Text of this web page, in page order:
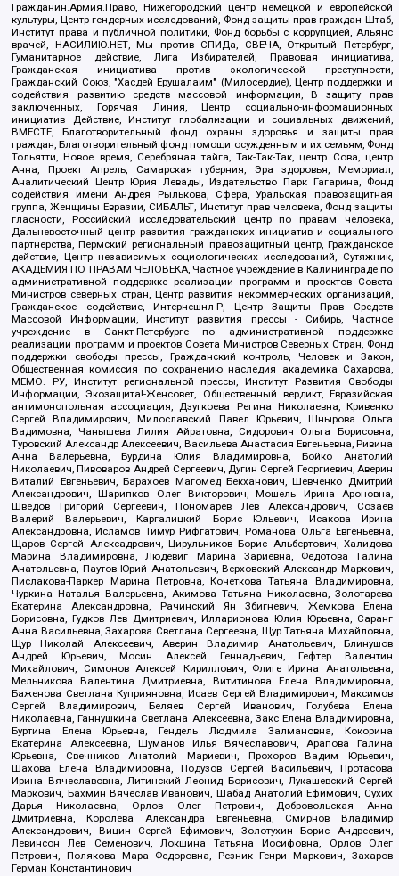
Гражданин.Армия.Право, Нижегородский центр немецкой и европейской
культуры, Центр гендерных исследований, Фонд защиты прав граждан Штаб,
Институт права и публичной политики, Фонд борьбы с коррупцией, Альянс
врачей, НАСИЛИЮ.НЕТ, Мы против СПИДа, СВЕЧА, Открытый Петербург,
Гуманитарное действие, Лига Избирателей, Правовая инициатива,
Гражданская инициатива против экологической преступности,
Гражданский Союз, "Хасдей Ерушалаим" (Милосердие), Центр поддержки и
содействия развитию средств массовой информации, В защиту прав
заключенных, Горячая Линия, Центр социально-информационных
инициатив Действие, Институт глобализации и социальных движений,
ВМЕСТЕ, Благотворительный фонд охраны здоровья и защиты прав
граждан, Благотворительный фонд помощи осужденным и их семьям, Фонд
Тольятти, Новое время, Серебряная тайга, Так-Так-Так, центр Сова, центр
Анна, Проект Апрель, Самарская губерния, Эра здоровья, Мемориал,
Аналитический Центр Юрия Левады, Издательство Парк Гагарина, Фонд
содействия имени Андрея Рылькова, Сфера, Уральская правозащитная
группа, Женщины Евразии, СИБАЛЬТ, Институт прав человека, Фонд защиты
гласности, Российский исследовательский центр по правам человека,
Дальневосточный центр развития гражданских инициатив и социального
партнерства, Пермский региональный правозащитный центр, Гражданское
действие, Центр независимых социологических исследований, Сутяжник,
АКАДЕМИЯ ПО ПРАВАМ ЧЕЛОВЕКА, Частное учреждение в Калининграде по
административной поддержке реализации программ и проектов Совета
Министров северных стран, Центр развития некоммерческих организаций,
Гражданское содействие, Интернешнл-Р, Центр Защиты Прав Средств
Массовой Информации, Институт развития прессы - Сибирь, Частное
учреждение в Санкт-Петербурге по административной поддержке
реализации программ и проектов Совета Министров Северных Стран, Фонд
поддержки свободы прессы, Гражданский контроль, Человек и Закон,
Общественная комиссия по сохранению наследия академика Сахарова,
МЕМО. РУ, Институт региональной прессы, Институт Развития Свободы
Информации, Экозащита!-Женсовет, Общественный вердикт, Евразийская
антимонопольная ассоциация, Дзугкоева Регина Николаевна, Кривенко
Сергей Владимирович, Милославский Павел Юрьевич, Шнырова Ольга
Вадимовна, Чанышева Лилия Айратовна, Сидорович Ольга Борисовна,
Туровский Александр Алексеевич, Васильева Анастасия Евгеньевна, Ривина
Анна Валерьевна, Бурдина Юлия Владимировна, Бойко Анатолий
Николаевич, Пивоваров Андрей Сергеевич, Дугин Сергей Георгиевич, Аверин
Виталий Евгеньевич, Барахоев Магомед Бекханович, Шевченко Дмитрий
Александрович, Шарипков Олег Викторович, Мошель Ирина Ароновна,
Шведов Григорий Сергеевич, Пономарев Лев Александрович, Созаев
Валерий Валерьевич, Каргалицкий Борис Юльевич, Исакова Ирина
Александровна, Исламов Тимур Рифгатович, Романова Ольга Евгеньевна,
Щаров Сергей Алексадрович, Цирульников Борис Альбертович, Халидова
Марина Владимировна, Людевиг Марина Зариевна, Федотова Галина
Анатольевна, Паутов Юрий Анатольевич, Верховский Александр Маркович,
Пислакова-Паркер Марина Петровна, Кочеткова Татьяна Владимировна,
Чуркина Наталья Валерьевна, Акимова Татьяна Николаевна, Золотарева
Екатерина Александровна, Рачинский Ян Збигневич, Жемкова Елена
Борисовна, Гудков Лев Дмитриевич, Илларионова Юлия Юрьевна, Саранг
Анна Васильевна, Захарова Светлана Сергеевна, Щур Татьяна Михайловна,
Щур Николай Алексеевич, Аверин Владимир Анатольевич, Блинушов
Андрей Юрьевич, Мосин Алексей Геннадьевич, Гефтер Валентин
Михайлович, Симонов Алексей Кириллович, Флиге Ирина Анатольевна,
Мельникова Валентина Дмитриевна, Вититинова Елена Владимировна,
Баженова Светлана Куприяновна, Исаев Сергей Владимирович, Максимов
Сергей Владимирович, Беляев Сергей Иванович, Голубева Елена
Николаевна, Ганнушкина Светлана Алексеевна, Закс Елена Владимировна,
Буртина Елена Юрьевна, Гендель Людмила Залмановна, Кокорина
Екатерина Алексеевна, Шуманов Илья Вячеславович, Арапова Галина
Юрьевна, Свечников Анатолий Мариевич, Прохоров Вадим Юрьевич,
Шахова Елена Владимировна, Подузов Сергей Васильевич, Протасова
Ирина Вячеславовна, Литинский Леонид Борисович, Лукашевский Сергей
Маркович, Бахмин Вячеслав Иванович, Шабад Анатолий Ефимович, Сухих
Дарья Николаевна, Орлов Олег Петрович, Добровольская Анна
Дмитриевна, Королева Александра Евгеньевна, Смирнов Владимир
Александрович, Вицин Сергей Ефимович, Золотухин Борис Андреевич,
Левинсон Лев Семенович, Локшина Татьяна Иосифовна, Орлов Олег
Петрович, Полякова Мара Федоровна, Резник Генри Маркович, Захаров
Герман Константинович